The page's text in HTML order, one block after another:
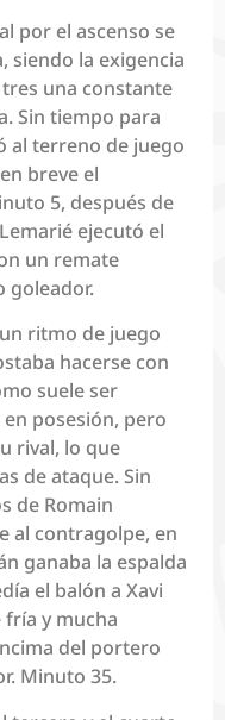
por el ascenso se
siendo la exigencia
una constante
Sin tiempo para
al terreno de juego
breve el
5, después de
ejecutó el
un remate
goleador.
ritmo de juego
hacerse con
suele ser
posesión, pero
rival, lo que
de ataque. Sin
de Romain
al contragolpe, en
ganaba la espalda
el balón a Xavi
fría y mucha
del portero
Minuto 35.